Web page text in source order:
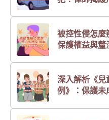
被控性侵怎麼
保護權益與釐
深入解析《兒
例》：保護未